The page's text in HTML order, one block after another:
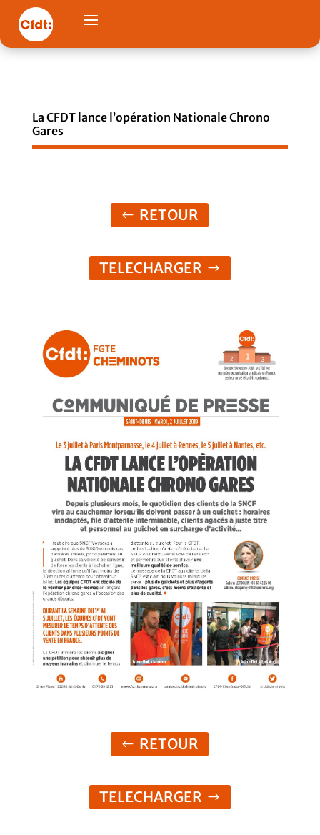
La CFDT lance l’opération Nationale Chrono
Gares
RETOUR
TELECHARGER
RETOUR
TELECHARGER